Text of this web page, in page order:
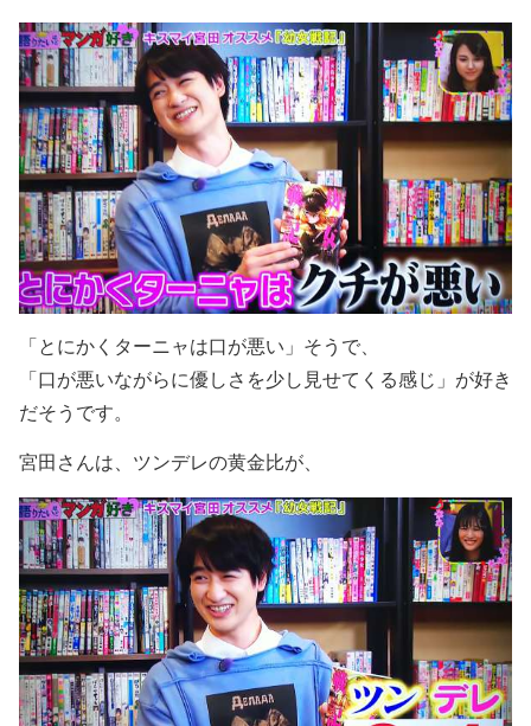
「とにかくターニャは口が悪い」そうで、
「口が悪いながらに優しさを少し見せてくる感じ」が好き
だそうです。
宮田さんは、ツンデレの黄金比が、